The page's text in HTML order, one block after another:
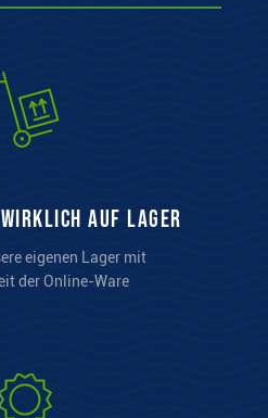
auf Lager
eigenen Lager mit
der Online-Ware